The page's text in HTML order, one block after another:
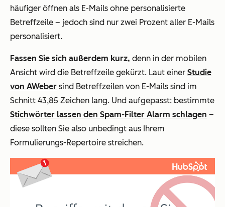
häufiger öffnen als E-Mails ohne personalisierte
Betreffzeile – jedoch sind nur zwei Prozent aller E-Mails
personalisiert.
Fassen Sie sich außerdem kurz, denn in der mobilen
Ansicht wird die Betreffzeile gekürzt. Laut einer Studie
von AWeber sind Betreffzeilen von E-Mails sind im
Schnitt 43,85 Zeichen lang. Und aufgepasst: bestimmte
Stichwörter lassen den Spam-Filter Alarm schlagen –
diese sollten Sie also unbedingt aus Ihrem
Formulierungs-Repertoire streichen.